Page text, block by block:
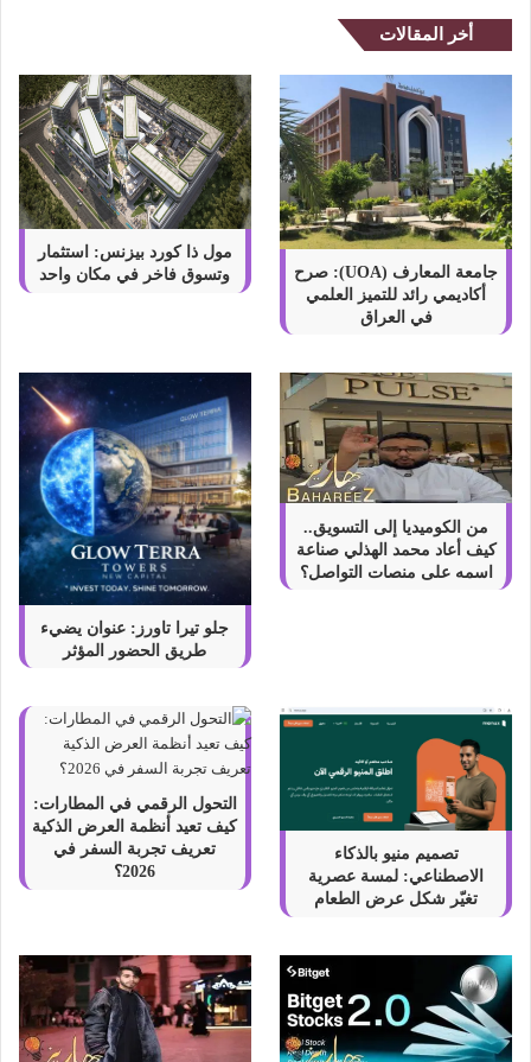
أخر المقالات
جامعة المعارف (UOA): صرح
أكاديمي رائد للتميز العلمي
في العراق
مول ذا كورد بيزنس: استثمار
وتسوق فاخر في مكان واحد
من الكوميديا إلى التسويق..
كيف أعاد محمد الهذلي صناعة
اسمه على منصات التواصل؟
جلو تيرا تاورز: عنوان يضيء
طريق الحضور المؤثر
تصميم منيو بالذكاء
الاصطناعي: لمسة عصرية
تغيّر شكل عرض الطعام
التحول الرقمي في المطارات:
كيف تعيد أنظمة العرض الذكية
تعريف تجربة السفر في
2026؟